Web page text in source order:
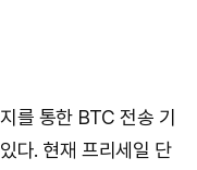
를 통한 BTC 전송 기
다. 현재 프리세일 단